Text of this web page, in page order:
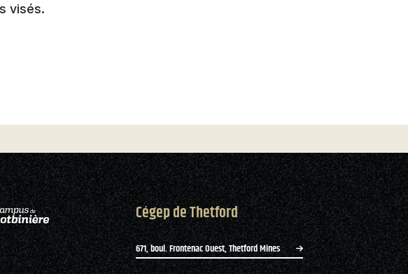
visés.
Cégep de Thetford
671, boul. Frontenac Ouest, Thetford Mines